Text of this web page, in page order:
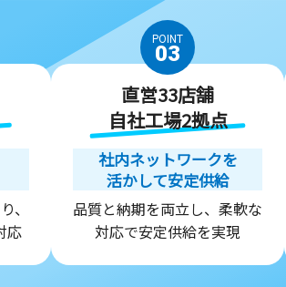
、
応
POINT
03
直営33店舗
自社工場2拠点
社内ネットワークを
活かして安定供給
品質と納期を両立し、柔軟な
対応で安定供給を実現